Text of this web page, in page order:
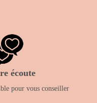
écoute
pour vous conseiller